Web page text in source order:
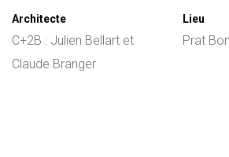
Architecte
C+2B : Julien Bellart et
Claude Branger
Lieu
Prat